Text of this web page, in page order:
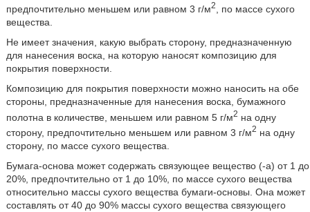
предпочтительно меньшем или равном 3 г/м2
, по массе сухого
вещества.
Не имеет значения, какую выбрать сторону, предназначенную
для нанесения воска, на которую наносят композицию для
покрытия поверхности.
Композицию для покрытия поверхности можно наносить на обе
стороны, предназначенные для нанесения воска, бумажного
полотна в количестве, меньшем или равном 5 г/м2 на одну
сторону, предпочтительно меньшем или равном 3 г/м2 на одну
сторону, по массе сухого вещества.
Бумага-основа может содержать связующее вещество (-а) от 1 до
20%, предпочтительно от 1 до 10%, по массе сухого вещества
относительно массы сухого вещества бумаги-основы. Она может
составлять от 40 до 90% массы сухого вещества связующего